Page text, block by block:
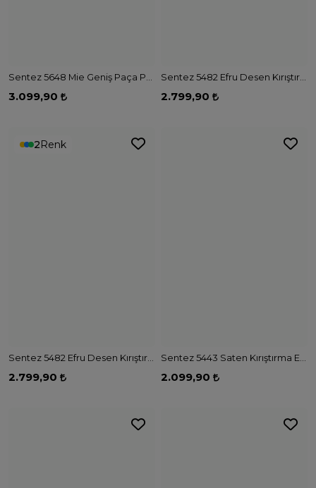
Sentez 5648 Mie Geniş Paça Pantolon - MAVİ
3.099,90
Sentez 5482 Efru Desen Kırıştırma Etek - KAHVE
2.799,90
2 Renk
Sentez 5482 Efru Desen Kırıştırma Etek - BORDO
2.799,90
Sentez 5443 Saten Kırıştırma Etek - TAŞ
2.099,90